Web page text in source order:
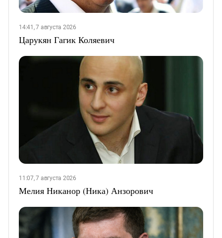
14:41, 7 августа 2026
Царукян Гагик Коляевич
11:07, 7 августа 2026
Мелия Никанор (Ника) Анзорович